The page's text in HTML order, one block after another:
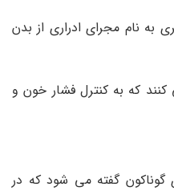
به نام مجرای ادراری از بدن
که به کنترل فشار خون و
گفته می شود که در